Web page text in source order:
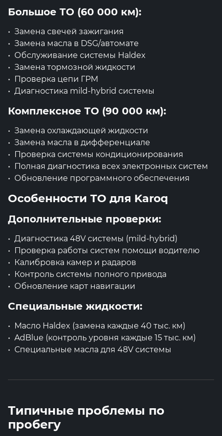
Большое ТО (60 000 км):
Замена свечей зажигания
Замена масла в DSG/автомате
Обслуживание системы Haldex
Замена тормозной жидкости
Проверка цепи ГРМ
Диагностика mild-hybrid системы
Комплексное ТО (90 000 км):
Замена охлаждающей жидкости
Замена масла в дифференциале
Проверка системы кондиционирования
Полная диагностика всех электронных систем
Обновление программного обеспечения
Особенности ТО для Karoq
Дополнительные проверки:
Диагностика 48V системы (mild-hybrid)
Проверка работы систем помощи водителю
Калибровка камер и радаров
Контроль системы полного привода
Обновление карт навигации
Специальные жидкости:
Масло Haldex (замена каждые 40 тыс. км)
AdBlue (контроль уровня каждые 15 тыс. км)
Специальные масла для 48V системы
Типичные проблемы по
пробегу